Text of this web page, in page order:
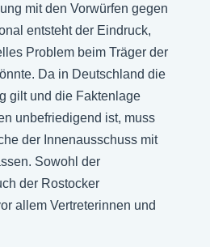
mit den Vorwürfen gegen
entsteht der Eindruck,
Problem beim Träger der
Da in Deutschland die
gilt und die Faktenlage
unbefriedigend ist, muss
der Innenausschuss mit
Sowohl der
der Rostocker
allem Vertreterinnen und